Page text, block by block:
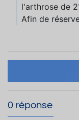
l'arthrose de
Afin de
0 réponse